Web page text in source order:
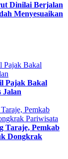
Dinilai Berjalan
Menyesuaikan
Pajak Bakal
Jalan
Taraje, Pemkab
Dongkrak